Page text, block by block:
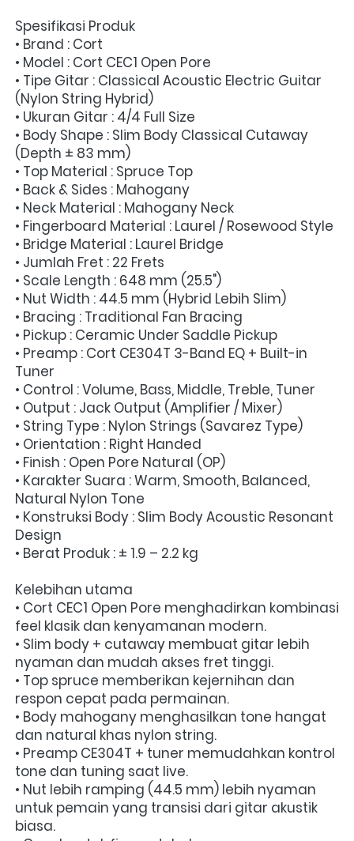
Spesifikasi Produk
• Brand : Cort
• Model : Cort CEC1 Open Pore
• Tipe Gitar : Classical Acoustic Electric Guitar
(Nylon String Hybrid)
• Ukuran Gitar : 4/4 Full Size
• Body Shape : Slim Body Classical Cutaway
(Depth ± 83 mm)
• Top Material : Spruce Top
• Back & Sides : Mahogany
• Neck Material : Mahogany Neck
• Fingerboard Material : Laurel / Rosewood Style
• Bridge Material : Laurel Bridge
• Jumlah Fret : 22 Frets
• Scale Length : 648 mm (25.5")
• Nut Width : 44.5 mm (Hybrid Lebih Slim)
• Bracing : Traditional Fan Bracing
• Pickup : Ceramic Under Saddle Pickup
• Preamp : Cort CE304T 3-Band EQ + Built-in
Tuner
• Control : Volume, Bass, Middle, Treble, Tuner
• Output : Jack Output (Amplifier / Mixer)
• String Type : Nylon Strings (Savarez Type)
• Orientation : Right Handed
• Finish : Open Pore Natural (OP)
• Karakter Suara : Warm, Smooth, Balanced,
Natural Nylon Tone
• Konstruksi Body : Slim Body Acoustic Resonant
Design
• Berat Produk : ± 1.9 – 2.2 kg
Kelebihan utama
• Cort CEC1 Open Pore menghadirkan kombinasi
feel klasik dan kenyamanan modern.
• Slim body + cutaway membuat gitar lebih
nyaman dan mudah akses fret tinggi.
• Top spruce memberikan kejernihan dan
respon cepat pada permainan.
• Body mahogany menghasilkan tone hangat
dan natural khas nylon string.
• Preamp CE304T + tuner memudahkan kontrol
tone dan tuning saat live.
• Nut lebih ramping (44.5 mm) lebih nyaman
untuk pemain yang transisi dari gitar akustik
biasa.